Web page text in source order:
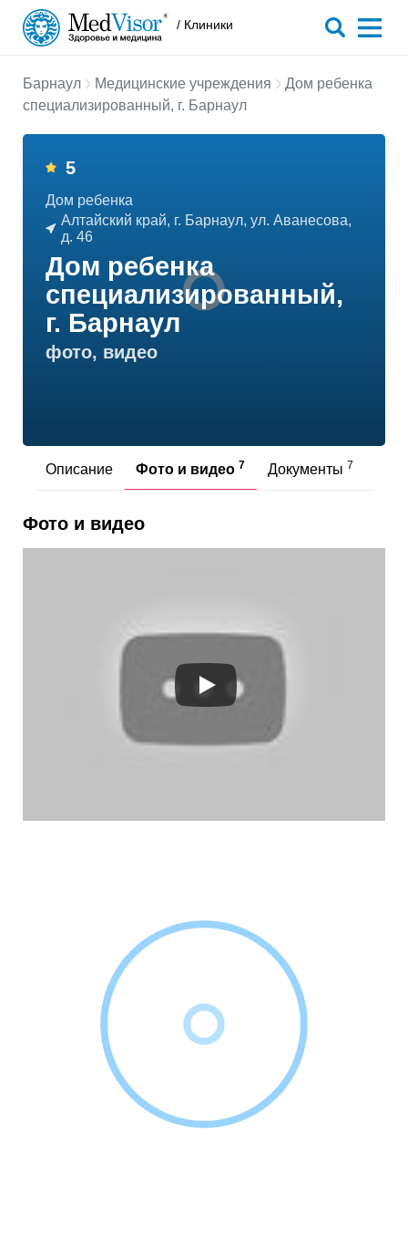
/ Клиники
Барнаул Медицинские учреждения
Дом ребенка
специализированный, г. Барнаул
5
Дом ребенка
Алтайский край, г. Барнаул, ул. Аванесова,
д. 46
Дом ребенка
специализированный,
г. Барнаул
фото, видео
Описание Фото и видео 7 Документы 7
Фото и видео